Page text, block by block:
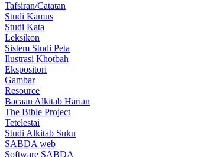
Tafsiran/Catatan
Studi Kamus
Studi Kata
Leksikon
Sistem Studi Peta
Ilustrasi Khotbah
Ekspositori
Gambar
Resource
Bacaan Alkitab Harian
The Bible Project
Tetelestai
Studi Alkitab Suku
SABDA web
Software SABDA